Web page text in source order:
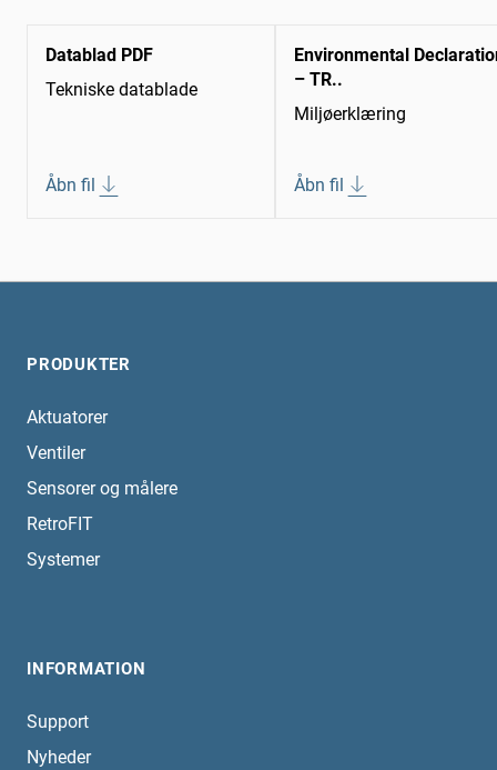
Datablad PDF
Tekniske datablade
Åbn fil
Environmental
– TR..
Miljøerklæring
Åbn fil
PRODUKTER
Aktuatorer
Ventiler
Sensorer og målere
RetroFIT
Systemer
INFORMATION
Support
Nyheder